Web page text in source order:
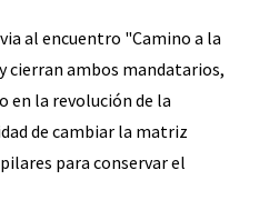
al encuentro "Camino a la
cierran ambos mandatarios,
en la revolución de la
de cambiar la matriz
para conservar el